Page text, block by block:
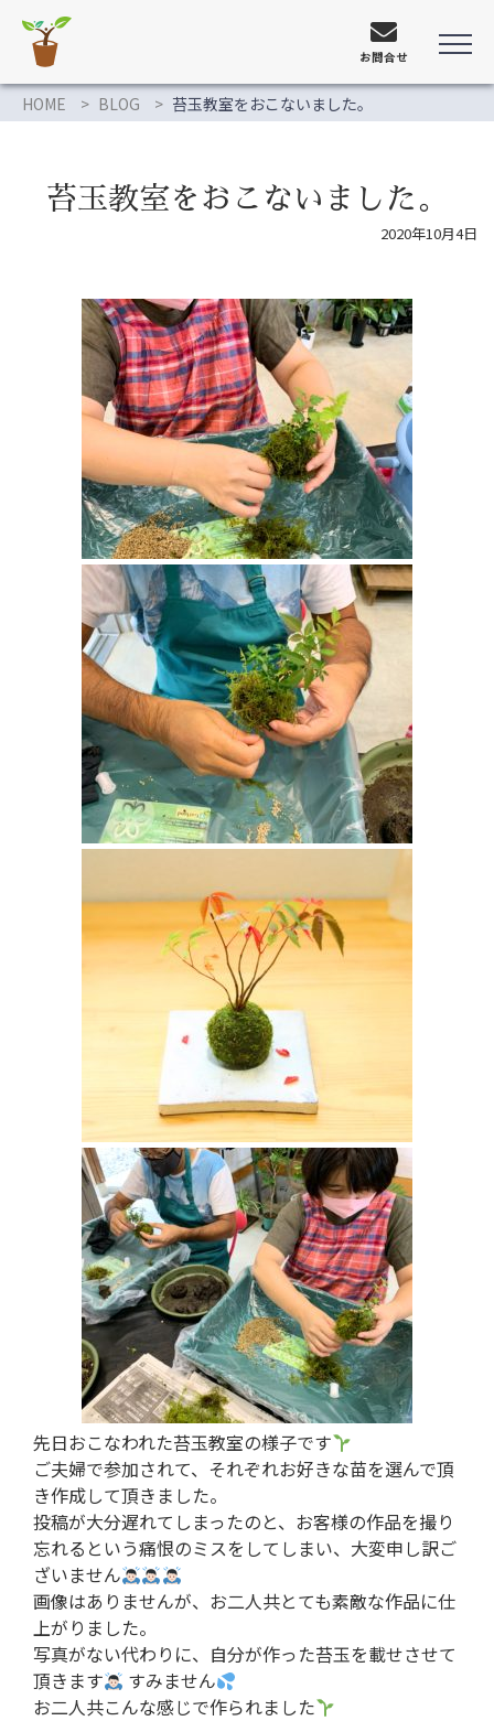
お問合せ
HOME BLOG 苔玉教室をおこないました。
苔玉教室をおこないました。
2020年10月4日
先日おこなわれた苔玉教室の様子です
ご夫婦で参加されて、それぞれお好きな苗を選んで頂
き作成して頂きました。
投稿が大分遅れてしまったのと、お客様の作品を撮り
忘れるという痛恨のミスをしてしまい、大変申し訳ご
ざいません
画像はありませんが、お二人共とても素敵な作品に仕
上がりました。
写真がない代わりに、自分が作った苔玉を載せさせて
頂きます
すみません
お二人共こんな感じで作られました